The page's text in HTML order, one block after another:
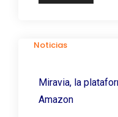
Noticias
Miravia, la
Amazon